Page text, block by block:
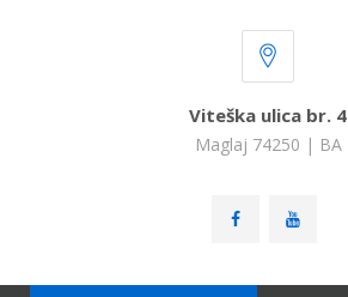
Viteška ulica br. 4
Maglaj 74250 | BA